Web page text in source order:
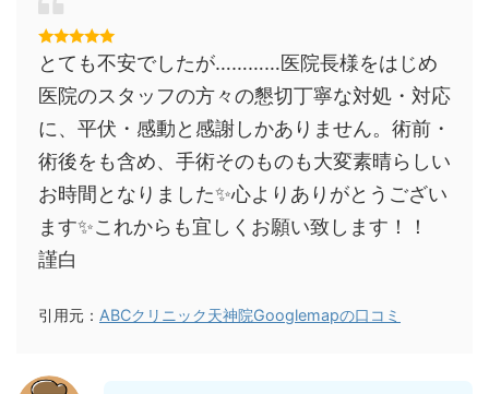
とても不安でしたが…………医院長様をはじめ
医院のスタッフの方々の懇切丁寧な対処・対応
に、平伏・感動と感謝しかありません。術前・
術後をも含め、手術そのものも大変素晴らしい
お時間となりました✨心よりありがとうござい
ます✨これからも宜しくお願い致します！！
謹白
引用元： ABCクリニック天神院Googlemapの口コミ